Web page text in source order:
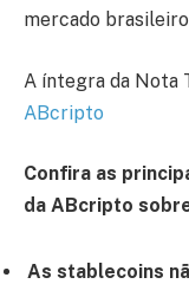
mercado
A íntegra da Nota
ABcripto
Confira as
da ABcripto
As stablecoins